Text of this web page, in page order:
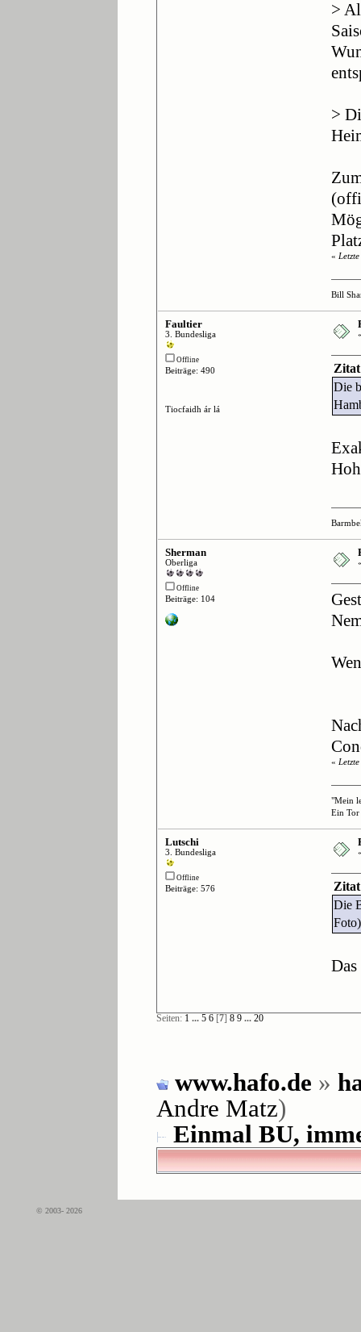
>
>
«
Bill
Faultier
3. Bundesliga
Offline
Beiträge: 490
Tiocfaidh ár lá
Zitat
Die
Sherman
Oberliga
Offline
Beiträge: 104
«
"Mein
Ein Tor
Lutschi
3. Bundesliga
Offline
Beiträge: 576
Zitat
Die
Seiten: 1 ... 5 6[7] 8 9 ... 20
www.hafo.de »
Andre Matz)
Einmal BU,
© 2003- 2026